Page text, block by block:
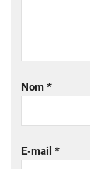
Nom *
E-mail *